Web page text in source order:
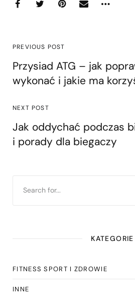
PREVIOUS POST
Przysiad ATG – jak
wykonać i jakie ma
NEXT POST
Jak oddychać podczas
i porady dla biegaczy
KATEGORIE
FITNESS SPORT I ZDROWIE
INNE